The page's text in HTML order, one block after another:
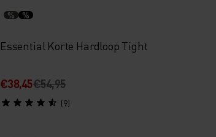
% %
Essential Korte Hardloop Tight
€38,45€54,95
(9)